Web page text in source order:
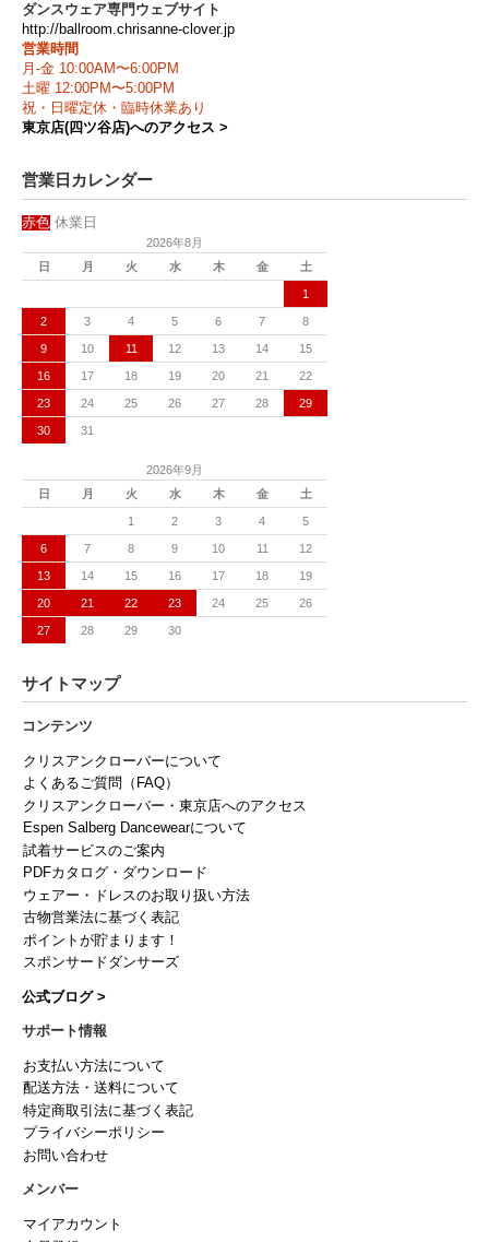
ダンスウェア専門ウェブサイト
http://ballroom.chrisanne-clover.jp
営業時間
月-金 10:00AM〜6:00PM
土曜 12:00PM〜5:00PM
祝・日曜定休・臨時休業あり
東京店(四ツ谷店)へのアクセス >
営業日カレンダー
赤色 休業日
2026年8月
日
月 火 水 木 金 土
1
2 3 4 5 6 7 8
9 10 11 12 13 14 15
16 17 18 19 20 21 22
23 24 25 26 27 28 29
30 31
2026年9月
日
月 火 水 木 金 土
1 2 3 4 5
6 7 8 9 10 11 12
13 14 15 16 17 18 19
20 21 22 23 24 25 26
27 28 29 30
サイトマップ
コンテンツ
クリスアンクローバーについて
よくあるご質問（FAQ）
クリスアンクローバー・東京店へのアクセス
Espen Salberg Dancewearについて
試着サービスのご案内
PDFカタログ・ダウンロード
ウェアー・ドレスのお取り扱い方法
古物営業法に基づく表記
ポイントが貯まります！
スポンサードダンサーズ
公式ブログ >
サポート情報
お支払い方法について
配送方法・送料について
特定商取引法に基づく表記
プライバシーポリシー
お問い合わせ
メンバー
マイアカウント